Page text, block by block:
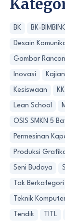
BK BK-
Desain
Gambar
Inovasi
Kesiswaan
Lean School
OSIS SMKN 5
Permesinan
Produksi
Seni Budaya
Tak Berkategori
Teknik
Tendik TITL